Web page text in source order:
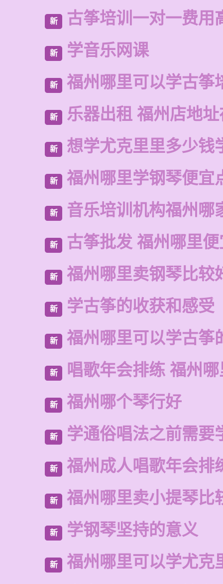
新 古筝培训一对一费用
新 学音乐网课
新 福州哪里可以学古筝
新 乐器出租 福州店地
新 想学尤克里里多少钱
新 福州哪里学钢琴便宜
新 音乐培训机构福州哪
新 古筝批发 福州哪里
新 福州哪里卖钢琴比较
新 学古筝的收获和感受
新 福州哪里可以学古筝
新 唱歌年会排练 福州
新 福州哪个琴行好
新 学通俗唱法之前需要
新 福州成人唱歌年会排
新 福州哪里卖小提琴比
新 学钢琴坚持的意义
新 福州哪里可以学尤克